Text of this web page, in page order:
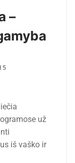
–
už
iš vaško ir